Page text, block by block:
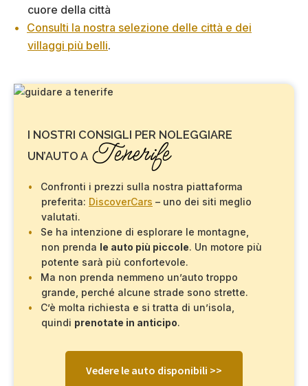
cuore della città
Consulti la nostra selezione delle città e dei
villaggi più belli.
I NOSTRI CONSIGLI PER NOLEGGIARE
UN’AUTO A Tenerife
Confronti i prezzi sulla nostra piattaforma
preferita: DiscoverCars – uno dei siti meglio
valutati.
Se ha intenzione di esplorare le montagne,
non prenda le auto più piccole. Un motore più
potente sarà più confortevole.
Ma non prenda nemmeno un’auto troppo
grande, perché alcune strade sono strette.
C’è molta richiesta e si tratta di un’isola,
quindi prenotate in anticipo.
Vedere le auto disponibili >>